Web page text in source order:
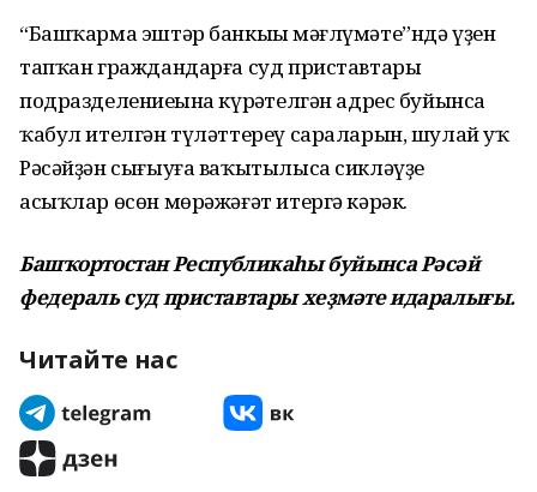
“Башҡарма эштәр банкыһы мәғлүмәте”ндә үҙен
тапҡан граждандарға суд приставтары
подразделениеһына күрһәтелгән адрес буйынса
ҡабул ителгән түләттереү сараларын, шулай уҡ
Рәсәйҙән сығыуға ваҡытылыса сикләүҙе
асыҡлар өсөн мөрәжәғәт итергә кәрәк.
Башҡортостан Республикаһы буйынса Рәсәй
федераль суд приставтары хеҙмәте идаралығы.
Читайте нас